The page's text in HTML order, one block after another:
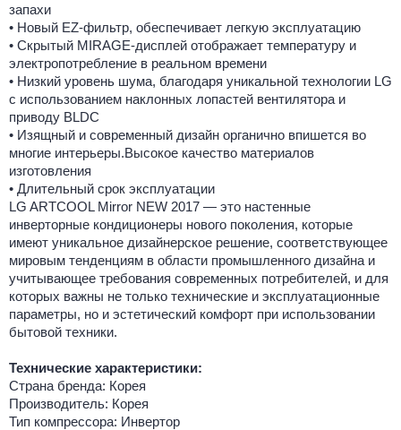
запахи
• Новый EZ-фильтр, обеспечивает легкую эксплуатацию
• Скрытый MIRAGE-дисплей отображает температуру и
электропотребление в реальном времени
• Низкий уровень шума, благодаря уникальной технологии LG
с использованием наклонных лопастей вентилятора и
приводу BLDC
• Изящный и современный дизайн органично впишется во
многие интерьеры.Высокое качество материалов
изготовления
• Длительный срок эксплуатации
LG ARTCOOL Mirror NEW 2017 — это настенные
инверторные кондиционеры нового поколения, которые
имеют уникальное дизайнерское решение, соответствующее
мировым тенденциям в области промышленного дизайна и
учитывающее требования современных потребителей, и для
которых важны не только технические и эксплуатационные
параметры, но и эстетический комфорт при использовании
бытовой техники.
Технические характеристики:
Страна бренда: Корея
Производитель: Корея
Тип компрессора: Инвертор